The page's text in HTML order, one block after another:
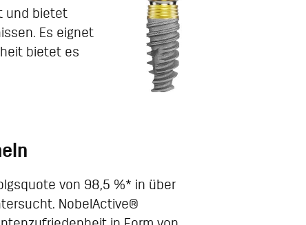
und bietet
Es eignet
bietet es
von 98,5 %* in über
NobelActive®